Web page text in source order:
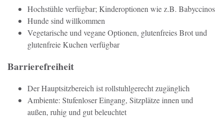
Hochstühle verfügbar; Kinderoptionen wie z.B. Babyccinos
Hunde sind willkommen
Vegetarische und vegane Optionen, glutenfreies Brot und
glutenfreie Kuchen verfügbar
Barrierefreiheit
Der Hauptsitzbereich ist rollstuhlgerecht zugänglich
Ambiente: Stufenloser Eingang, Sitzplätze innen und
außen, ruhig und gut beleuchtet